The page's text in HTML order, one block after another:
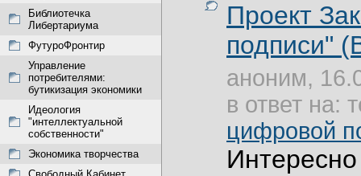
Библиотечка
Либертариума
ФутуроФронтир
Управление
потребителями:
бутикизация экономики
Идеология
"интеллектуальной
собственности"
Экономика творчества
Проект
подписи"
аноним,
в ответ на:
цифровой